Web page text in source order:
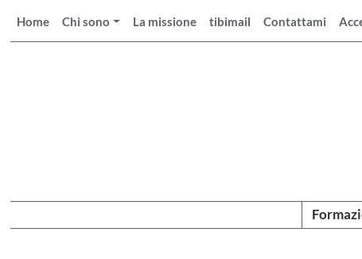
Home Chi sono La missione tibimail Contattami